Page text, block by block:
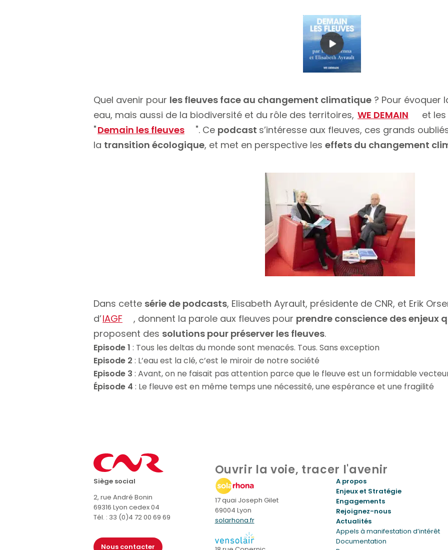
Quel avenir pour les fleuves face au changement climatique ? Pour évoquer
eau, mais aussi de la biodiversité et du rôle des territoires, WE DEMAIN
et
"Demain les fleuves ". Ce podcast s’intéresse aux fleuves, ces grands
la transition écologique, et met en perspective les effets du changement
Dans cette série de podcasts, Elisabeth Ayrault, présidente de CNR, et Erik
d’IAGF , donnent la parole aux fleuves pour prendre conscience des enjeux
proposent des solutions pour préserver les fleuves.
Episode 1 : Tous les deltas du monde sont menacés. Tous. Sans exception
Episode 2 : L’eau est la clé, c’est le miroir de notre société
Episode 3 : Avant, on ne faisait pas attention parce que le fleuve est un formidable
Épisode 4 : Le fleuve est en même temps une nécessité, une espérance et une fragilité
Ouvrir la voie, tracer l'avenir
Siège social
2, rue André Bonin
69316 Lyon cedex 04
Tél. : 33 (0)4 72 00 69 69
Nous contacter
17 quai Joseph Gilet
69004 Lyon
solarhona.fr
A propos
Enjeux et Stratégie
Engagements
Rejoignez-nous
Actualités
Appels à manifestation d’intérêt
Documentation